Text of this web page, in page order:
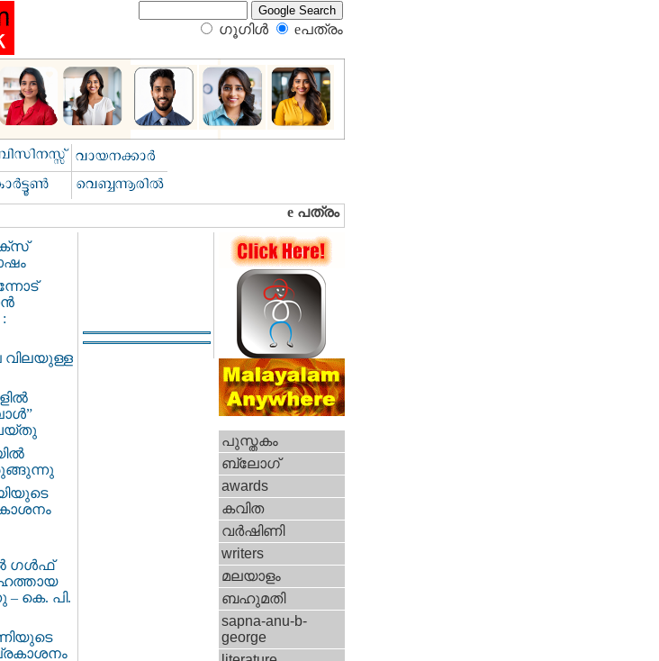
ഗൂഗിള്‍ eപത്രം‍
ഗള്‍ഫ്
– കെ. പി.
പുസ്തകം
ബ്ലോഗ്
awards
കവിത
വര്‍ഷിണി
writers
മലയാളം
ബഹുമതി
sapna-anu-b-
george